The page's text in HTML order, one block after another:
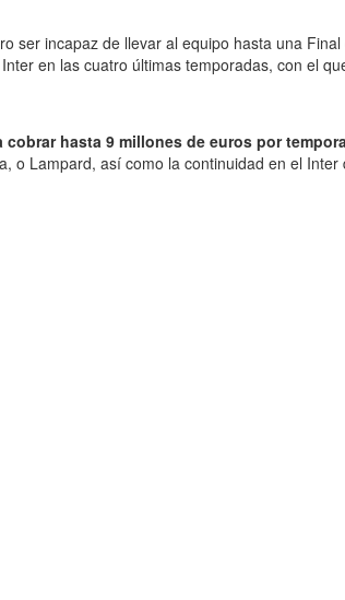
ser incapaz de llevar al equipo hasta una
en las cuatro últimas temporadas, con el
cobrar hasta 9 millones de euros por
o Lampard, así como la continuidad en el